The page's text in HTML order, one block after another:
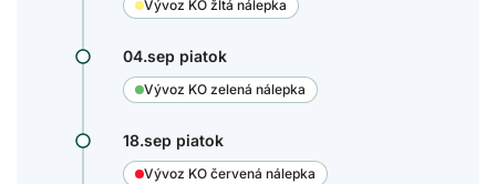
Vývoz KO žltá nálepka
04.sep piatok
Vývoz KO zelená nálepka
18.sep piatok
Vývoz KO červená nálepka